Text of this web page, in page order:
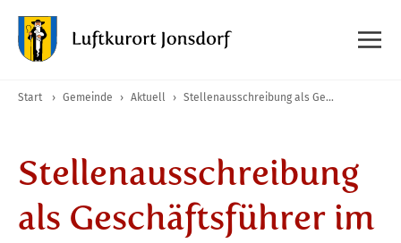
Start › Gemeinde › Aktuell › Stellenausschreibung als Geschäftsführer im Jonsdorfer Schmetterlingshaus
Stellenausschreibung
als Geschäftsführer im